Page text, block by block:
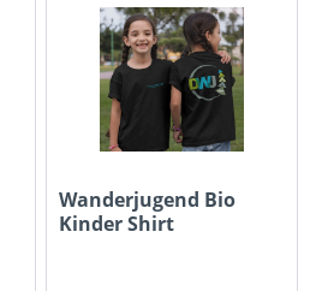
Wanderjugend Bio
Kinder Shirt